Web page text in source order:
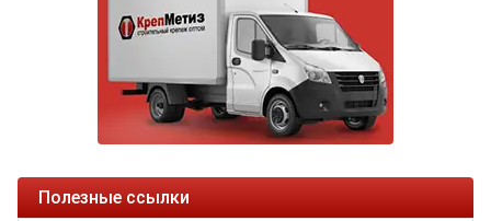
Полезные ссылки